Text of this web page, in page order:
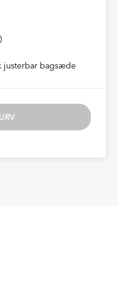
justerbar bagsæde